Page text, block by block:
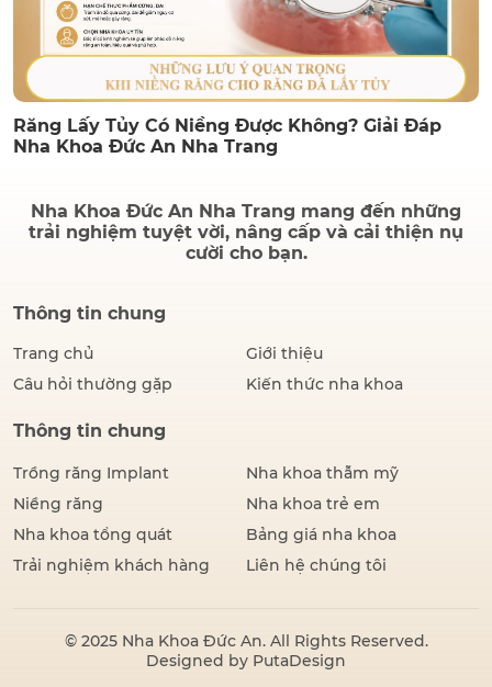
Răng Lấy Tủy Có Niềng Được Không? Giải Đáp
Nha Khoa Đức An Nha Trang
Nha Khoa Đức An Nha Trang mang đến những
trải nghiệm tuyệt vời, nâng cấp và cải thiện nụ
cười cho bạn.
Thông tin chung
Trang chủ
Giới thiệu
Câu hỏi thường gặp
Kiến thức nha khoa
Thông tin chung
Trồng răng Implant
Nha khoa thẫm mỹ
Niềng răng
Nha khoa trẻ em
Nha khoa tổng quát
Bảng giá nha khoa
Trải nghiệm khách hàng
Liên hệ chúng tôi
© 2025 Nha Khoa Đức An. All Rights Reserved.
Designed by PutaDesign